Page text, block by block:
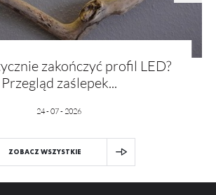
zakończyć profil LED?
Przegląd zaślepek...
24 - 07 - 2026
ZOBACZ WSZYSTKIE